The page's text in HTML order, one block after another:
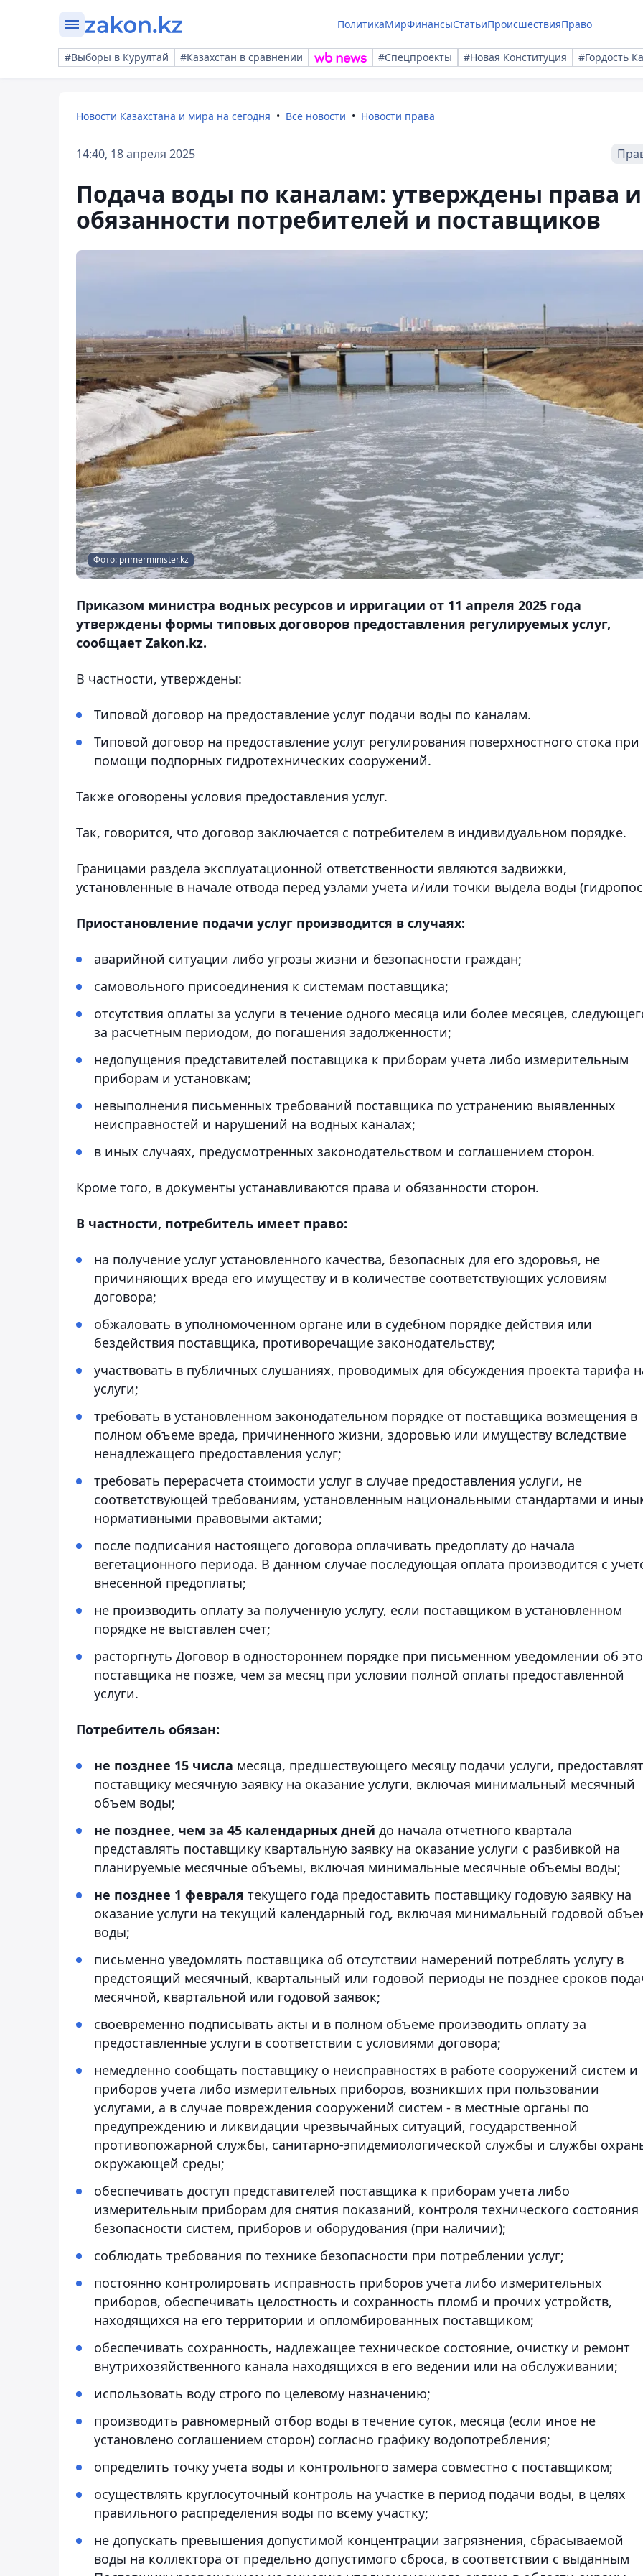
ПолитикаМирФинансыСтатьиПроисшествияПраво
#Выборы в Курултай #Казахстан в сравнении #Спецпроекты #Новая Конституция #Гордость
Новости Казахстана и мира на сегодня Все новости Новости права
14:40, 18 апреля 2025
Подача воды по каналам: утверждены права и
обязанности потребителей и поставщиков
Фото: primerminister.kz
Приказом министра водных ресурсов и ирригации от 11 апреля 2025 года
утверждены формы типовых договоров предоставления регулируемых услуг,
сообщает Zakon.kz.
В частности, утверждены:
Типовой договор на предоставление услуг подачи воды по каналам.
Типовой договор на предоставление услуг регулирования поверхностного стока при
помощи подпорных гидротехнических сооружений.
Также оговорены условия предоставления услуг.
Так, говорится, что договор заключается с потребителем в индивидуальном порядке.
Границами раздела эксплуатационной ответственности являются задвижки,
установленные в начале отвода перед узлами учета и/или точки выдела воды
Приостановление подачи услуг производится в случаях:
аварийной ситуации либо угрозы жизни и безопасности граждан;
самовольного присоединения к системам поставщика;
отсутствия оплаты за услуги в течение одного месяца или более месяцев,
за расчетным периодом, до погашения задолженности;
недопущения представителей поставщика к приборам учета либо измерительным
приборам и установкам;
невыполнения письменных требований поставщика по устранению выявленных
неисправностей и нарушений на водных каналах;
в иных случаях, предусмотренных законодательством и соглашением сторон.
Кроме того, в документы устанавливаются права и обязанности сторон.
В частности, потребитель имеет право:
на получение услуг установленного качества, безопасных для его здоровья, не
причиняющих вреда его имуществу и в количестве соответствующих условиям
договора;
обжаловать в уполномоченном органе или в судебном порядке действия или
бездействия поставщика, противоречащие законодательству;
участвовать в публичных слушаниях, проводимых для обсуждения проекта тарифа
услуги;
требовать в установленном законодательном порядке от поставщика возмещения в
полном объеме вреда, причиненного жизни, здоровью или имуществу вследствие
ненадлежащего предоставления услуг;
требовать перерасчета стоимости услуг в случае предоставления услуги, не
соответствующей требованиям, установленным национальными стандартами и
нормативными правовыми актами;
после подписания настоящего договора оплачивать предоплату до начала
вегетационного периода. В данном случае последующая оплата производится с
внесенной предоплаты;
не производить оплату за полученную услугу, если поставщиком в установленном
порядке не выставлен счет;
расторгнуть Договор в одностороннем порядке при письменном уведомлении об
поставщика не позже, чем за месяц при условии полной оплаты предоставленной
услуги.
Потребитель обязан:
не позднее 15 числа месяца, предшествующего месяцу подачи услуги,
поставщику месячную заявку на оказание услуги, включая минимальный месячный
объем воды;
не позднее, чем за 45 календарных дней до начала отчетного квартала
представлять поставщику квартальную заявку на оказание услуги с разбивкой на
планируемые месячные объемы, включая минимальные месячные объемы воды;
не позднее 1 февраля текущего года предоставить поставщику годовую заявку на
оказание услуги на текущий календарный год, включая минимальный годовой
воды;
письменно уведомлять поставщика об отсутствии намерений потреблять услугу в
предстоящий месячный, квартальный или годовой периоды не позднее сроков
месячной, квартальной или годовой заявок;
своевременно подписывать акты и в полном объеме производить оплату за
предоставленные услуги в соответствии с условиями договора;
немедленно сообщать поставщику о неисправностях в работе сооружений систем и
приборов учета либо измерительных приборов, возникших при пользовании
услугами, а в случае повреждения сооружений систем - в местные органы по
предупреждению и ликвидации чрезвычайных ситуаций, государственной
противопожарной службы, санитарно-эпидемиологической службы и службы
окружающей среды;
обеспечивать доступ представителей поставщика к приборам учета либо
измерительным приборам для снятия показаний, контроля технического состояния
безопасности систем, приборов и оборудования (при наличии);
соблюдать требования по технике безопасности при потреблении услуг;
постоянно контролировать исправность приборов учета либо измерительных
приборов, обеспечивать целостность и сохранность пломб и прочих устройств,
находящихся на его территории и опломбированных поставщиком;
обеспечивать сохранность, надлежащее техническое состояние, очистку и ремонт
внутрихозяйственного канала находящихся в его ведении или на обслуживании;
использовать воду строго по целевому назначению;
производить равномерный отбор воды в течение суток, месяца (если иное не
установлено соглашением сторон) согласно графику водопотребления;
определить точку учета воды и контрольного замера совместно с поставщиком;
осуществлять круглосуточный контроль на участке в период подачи воды, в целях
правильного распределения воды по всему участку;
не допускать превышения допустимой концентрации загрязнения, сбрасываемой
воды на коллектора от предельно допустимого сброса, в соответствии с выданным